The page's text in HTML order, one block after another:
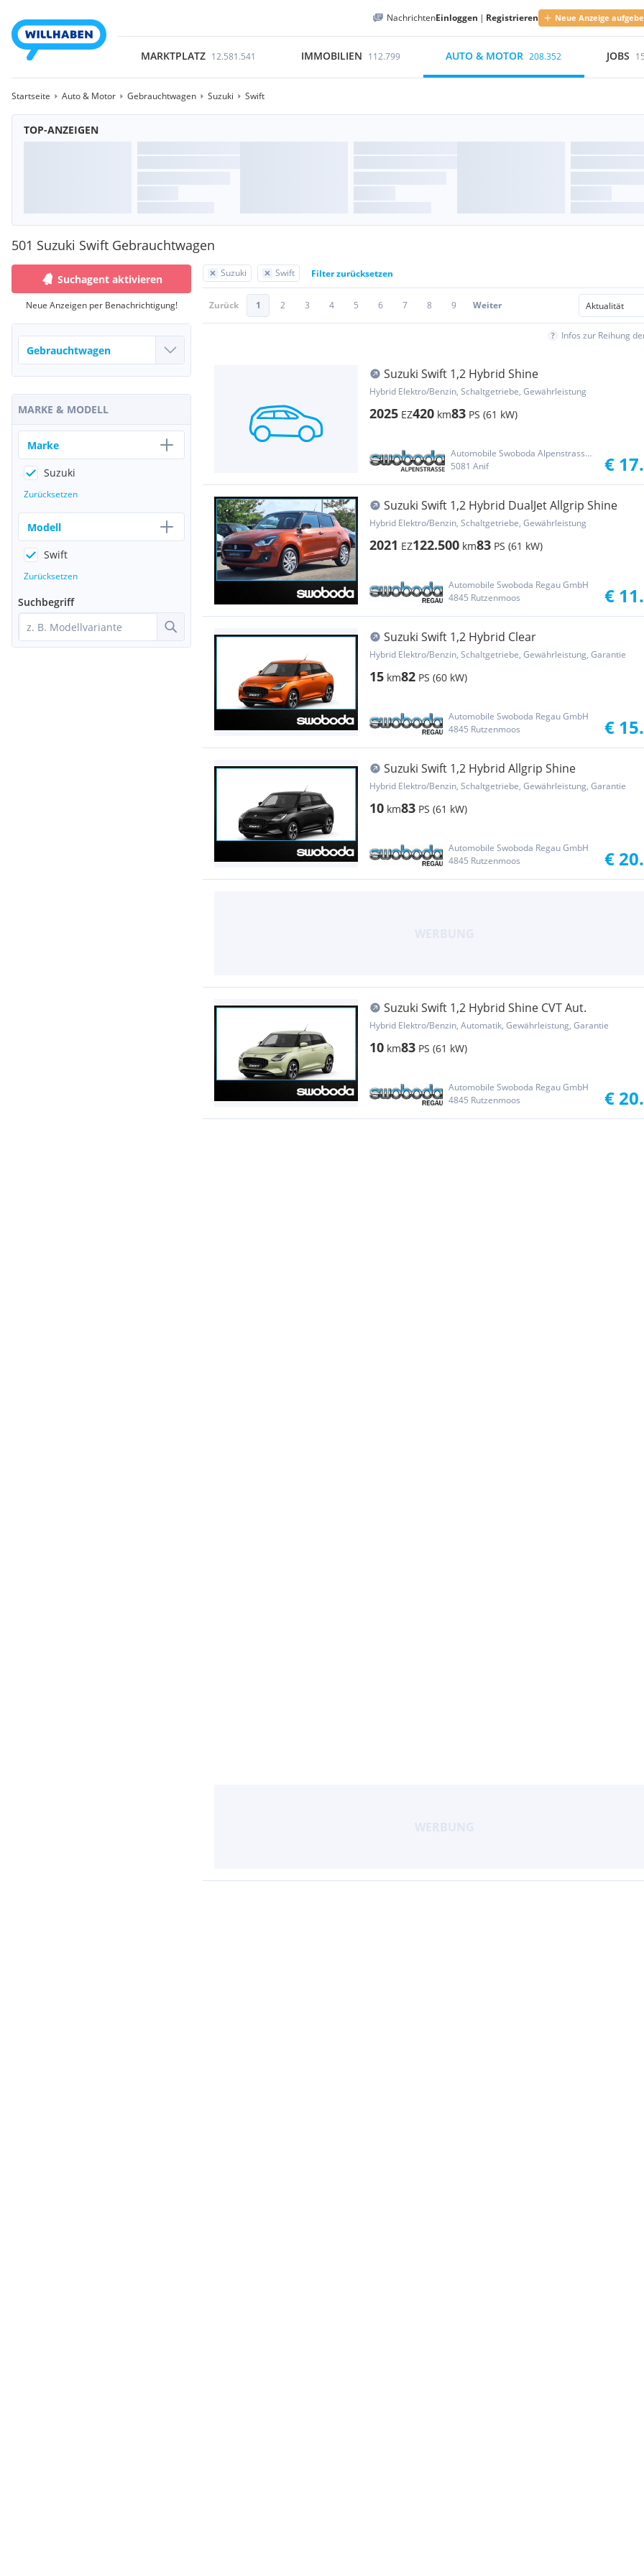
NachrichtenEinloggen | Registrieren Neue Anzeige
MARKTPLATZ 12.581.541 IMMOBILIEN 112.799 AUTO & MOTOR 208.352 JOBS
Startseite Auto & Motor Gebrauchtwagen Suzuki Swift
TOP-ANZEIGEN
501 Suzuki Swift Gebrauchtwagen
Suzuki Swift Filter zurücksetzen
Zurück 1 2 3 4 5 6 7 8 9 Weiter
Infos zur Reihung
Suzuki Swift 1,2 Hybrid Shine
Hybrid Elektro/Benzin, Schaltgetriebe, Gewährleistung
2025 EZ420 km83 PS (61 kW)
Automobile Swoboda Alpenstrasse GesmbH & Co KG
5081 Anif
€
Suzuki Swift 1,2 Hybrid DualJet Allgrip Shine
Hybrid Elektro/Benzin, Schaltgetriebe, Gewährleistung
2021 EZ122.500 km83 PS (61 kW)
Automobile Swoboda Regau GmbH
4845 Rutzenmoos
€
Suzuki Swift 1,2 Hybrid Clear
Hybrid Elektro/Benzin, Schaltgetriebe, Gewährleistung, Garantie
15 km82 PS (60 kW)
Automobile Swoboda Regau GmbH
4845 Rutzenmoos
€
Suzuki Swift 1,2 Hybrid Allgrip Shine
Hybrid Elektro/Benzin, Schaltgetriebe, Gewährleistung, Garantie
10 km83 PS (61 kW)
Automobile Swoboda Regau GmbH
4845 Rutzenmoos
€
Suzuki Swift 1,2 Hybrid Shine CVT Aut.
Hybrid Elektro/Benzin, Automatik, Gewährleistung, Garantie
10 km83 PS (61 kW)
Automobile Swoboda Regau GmbH
4845 Rutzenmoos
€
Suchagent aktivieren
Neue Anzeigen per Benachrichtigung!
MARKE & MODELL
Marke
Suzuki
Zurücksetzen
Modell
Swift
Zurücksetzen
Suchbegriff